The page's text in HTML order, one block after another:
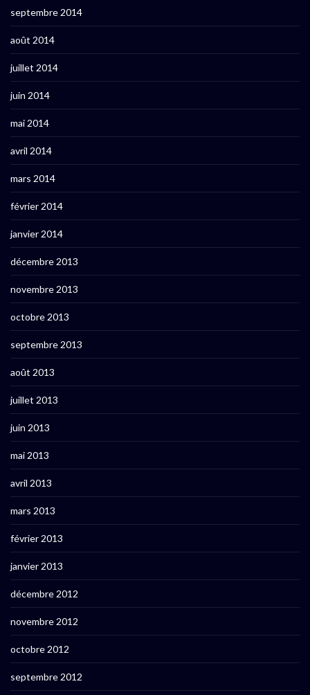
septembre 2014
août 2014
juillet 2014
juin 2014
mai 2014
avril 2014
mars 2014
février 2014
janvier 2014
décembre 2013
novembre 2013
octobre 2013
septembre 2013
août 2013
juillet 2013
juin 2013
mai 2013
avril 2013
mars 2013
février 2013
janvier 2013
décembre 2012
novembre 2012
octobre 2012
septembre 2012